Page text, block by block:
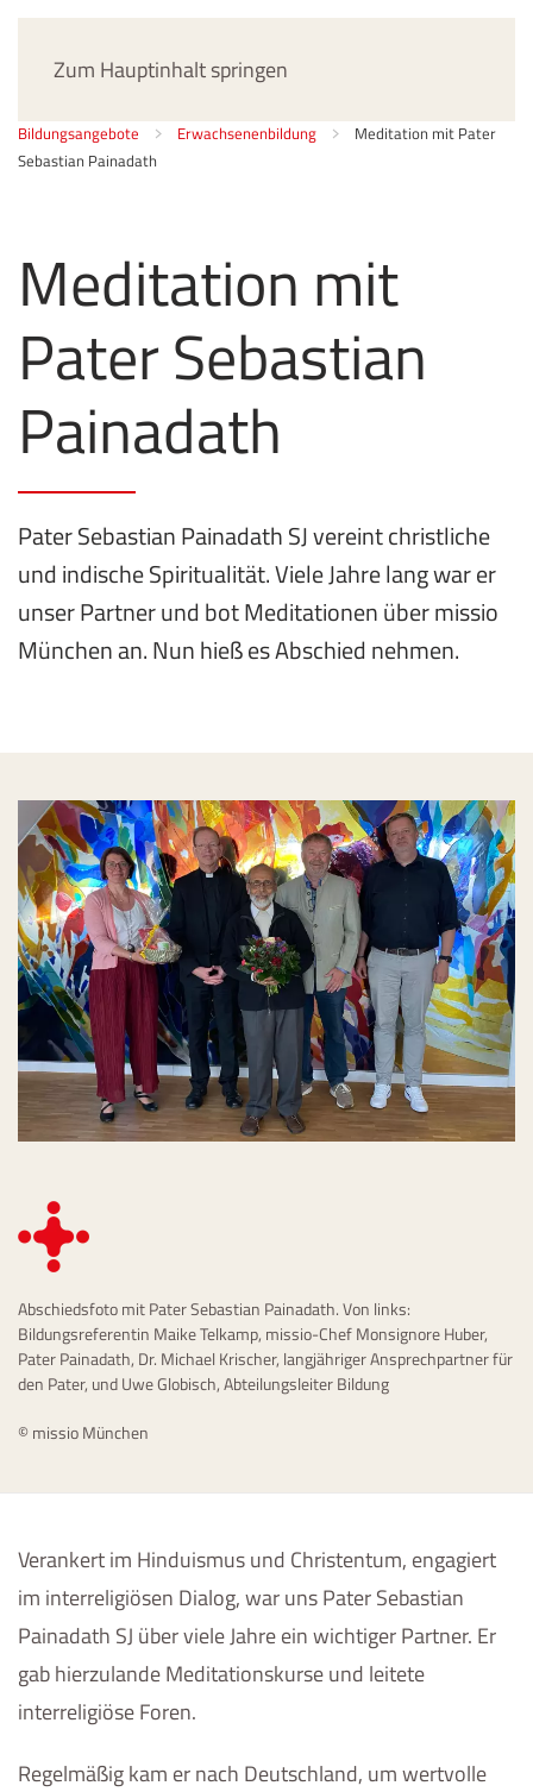
Zum Hauptinhalt springen
Bildungsangebote Erwachsenenbildung
Meditation mit Pater
Sebastian Painadath
Meditation mit
Pater Sebastian
Painadath
Pater Sebastian Painadath SJ vereint christliche
und indische Spiritualität. Viele Jahre lang war er
unser Partner und bot Meditationen über missio
München an. Nun hieß es Abschied nehmen.
Abschiedsfoto mit Pater Sebastian Painadath. Von links:
Bildungsreferentin Maike Telkamp, missio-Chef Monsignore Huber,
Pater Painadath, Dr. Michael Krischer, langjähriger Ansprechpartner für
den Pater, und Uwe Globisch, Abteilungsleiter Bildung
© missio München
Verankert im Hinduismus und Christentum, engagiert
im interreligiösen Dialog, war uns Pater Sebastian
Painadath SJ über viele Jahre ein wichtiger Partner. Er
gab hierzulande Meditationskurse und leitete
interreligiöse Foren.
Regelmäßig kam er nach Deutschland, um wertvolle